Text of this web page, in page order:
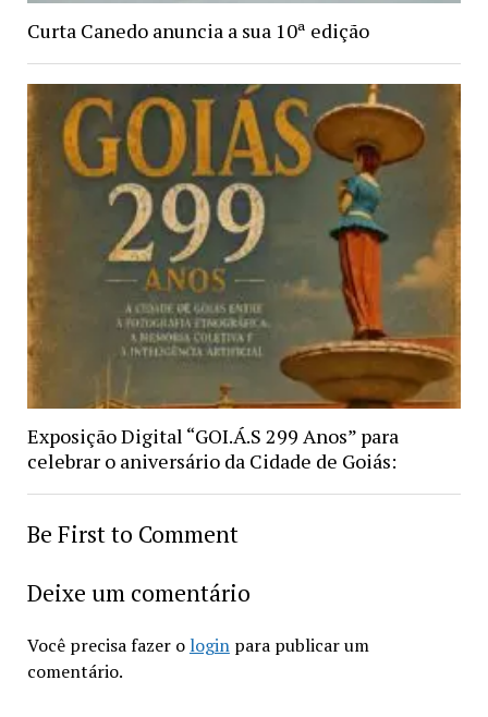
Curta Canedo anuncia a sua 10ª edição
Exposição Digital “GOI.Á.S 299 Anos” para
celebrar o aniversário da Cidade de Goiás:
Be First to Comment
Deixe um comentário
Você precisa fazer o loginpara publicar um
comentário.